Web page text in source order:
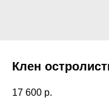
Клен
17 600 р.